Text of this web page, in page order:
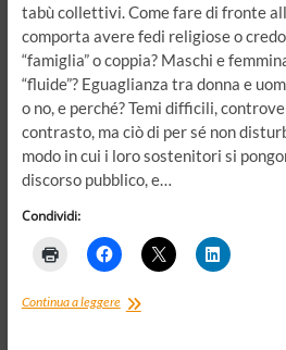
tabù collettivi. Come fare di fronte
comporta avere fedi religiose o
“famiglia” o coppia? Maschi e
“fluide”? Eguaglianza tra donna e
o no, e perché? Temi difficili,
contrasto, ma ciò di per sé non
modo in cui i loro sostenitori si
discorso pubblico, e…
Condividi:
Continua a leggereVenti